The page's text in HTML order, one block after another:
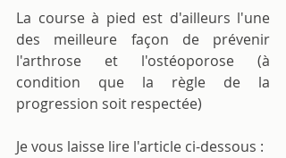
La course à pied est d'ailleurs l'une
des meilleure façon de prévenir
l'arthrose et l'ostéoporose (à
condition que la règle de la
progression soit respectée)
Je vous laisse lire l'article ci-dessous :